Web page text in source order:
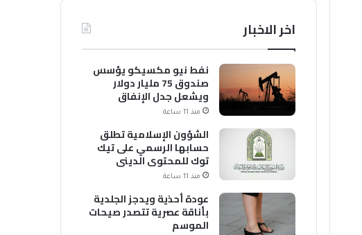
اخر الاخبار
نفط نيو مكسيكو يؤسس
صندوق 75 مليار دولار
ويشعل جدل الإنفاق
منذ 11 ساعة
الشؤون الإسلامية تطلق
حسابها الرسمي على تيك
توك للمحتوى الديني
منذ 11 ساعة
عودة أحذية ويدجز الجلدية
بأناقة عصرية تتصدر صيحات
الموسم